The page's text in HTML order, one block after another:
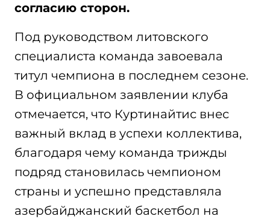
согласию сторон.
Под руководством литовского
специалиста команда завоевала
титул чемпиона в последнем сезоне.
В официальном заявлении клуба
отмечается, что Куртинайтис внес
важный вклад в успехи коллектива,
благодаря чему команда трижды
подряд становилась чемпионом
страны и успешно представляла
азербайджанский баскетбол на